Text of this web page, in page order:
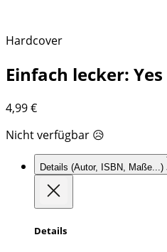
Hardcover
Einfach lecker:
4,99€
Nicht verfügbar 😥
Details (Autor, ISBN, Maße...)
Details